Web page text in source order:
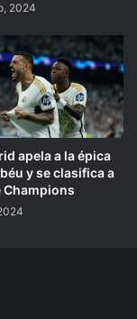
2024
apela a la épica
y se clasifica a
Champions